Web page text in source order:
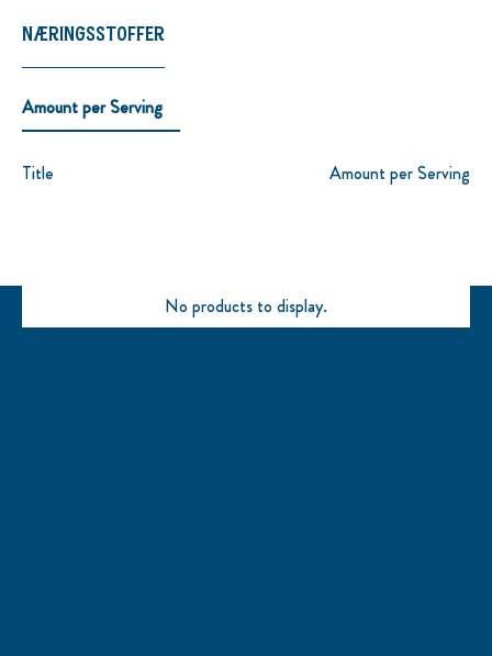
NÆRINGSSTOFFER
Amount per Serving
Title Amount per Serving
No products to display.